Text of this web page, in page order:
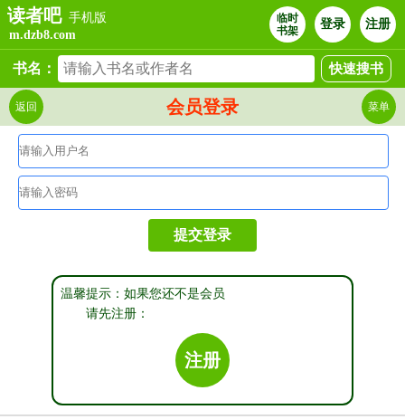
读者吧 手机版
m.dzb8.com
临时
书架
登录 注册
书名：
会员登录
返回 菜单
温馨提示：如果您还不是会员
请先注册：
注册